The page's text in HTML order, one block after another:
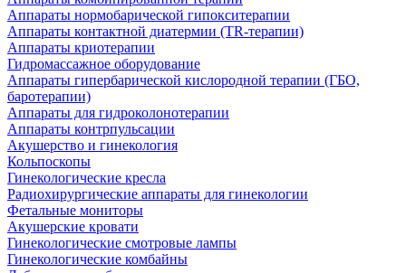
Аппараты нормобарической гипокситерапии
Аппараты контактной диатермии (TR-терапии)
Аппараты криотерапии
Гидромассажное оборудование
Аппараты гипербарической кислородной терапии (ГБО,
баротерапии)
Аппараты для гидроколонотерапии
Аппараты контрпульсации
Акушерство и гинекология
Кольпоскопы
Гинекологические кресла
Радиохирургические аппараты для гинекологии
Фетальные мониторы
Акушерские кровати
Гинекологические смотровые лампы
Гинекологические комбайны